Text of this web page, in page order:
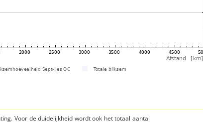
Voor de duidelijkheid wordt ook het totaal aantal